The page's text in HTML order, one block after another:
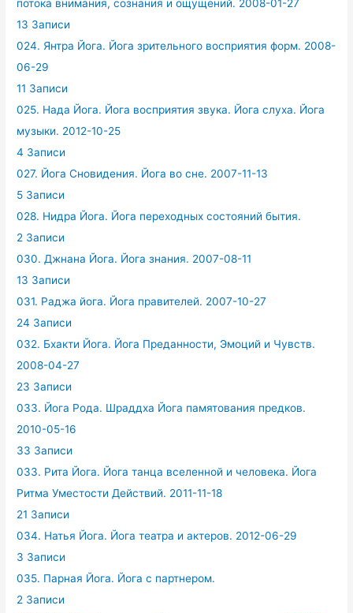
потока внимания, сознания и ощущений. 2008-01-27
13 Записи
024. Янтра Йога. Йога зрительного восприятия форм. 2008-
06-29
11 Записи
025. Нада Йога. Йога восприятия звука. Йога слуха. Йога
музыки. 2012-10-25
4 Записи
027. Йога Сновидения. Йога во сне. 2007-11-13
5 Записи
028. Нидра Йога. Йога переходных состояний бытия.
2 Записи
030. Джнана Йога. Йога знания. 2007-08-11
13 Записи
031. Раджа йога. Йога правителей. 2007-10-27
24 Записи
032. Бхакти Йога. Йога Преданности, Эмоций и Чувств.
2008-04-27
23 Записи
033. Йога Рода. Шраддха Йога памятования предков.
2010-05-16
33 Записи
033. Рита Йога. Йога танца вселенной и человека. Йога
Ритма Уместости Действий. 2011-11-18
21 Записи
034. Натья Йога. Йога театра и актеров. 2012-06-29
3 Записи
035. Парная Йога. Йога с партнером.
2 Записи